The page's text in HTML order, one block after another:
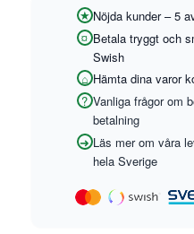
Nöjda kunder – 5
Betala tryggt och
Swish
Hämta dina varor
Vanliga frågor om
betalning
Läs mer om våra
hela Sverige